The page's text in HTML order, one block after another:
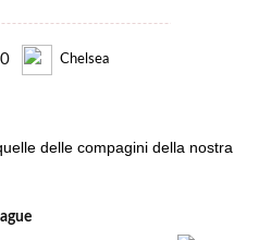
0 Chelsea
delle compagini della nostra